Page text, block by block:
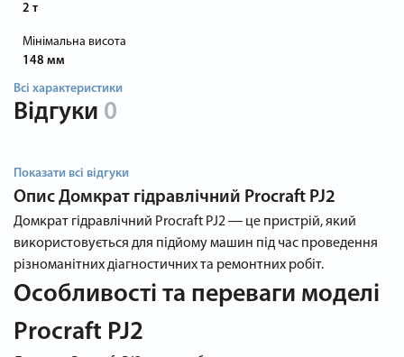
2 т
Мінімальна висота
148 мм
Всі характеристики
Відгуки 0
Показати всі відгуки
Опис Домкрат гідравлічний Procraft PJ2
Домкрат гідравлічний Procraft PJ2 ― це пристрій, який
використовується для підйому машин під час проведення
різноманітних діагностичних та ремонтних робіт.
Особливості та переваги моделі
Procraft PJ2